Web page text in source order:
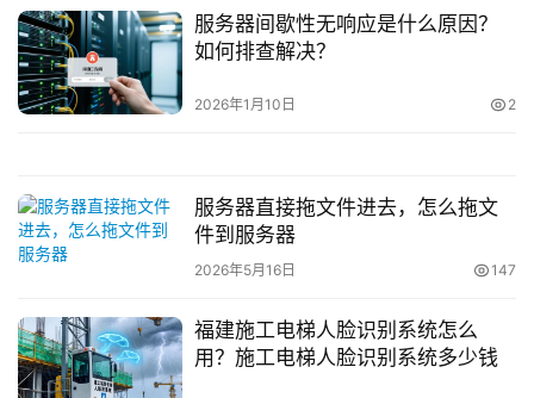
服务器间歇性无响应是什么原因？
如何排查解决？
2026年1月10日 2
服务器直接拖文件进去，怎么拖文
件到服务器
2026年5月16日 147
福建施工电梯人脸识别系统怎么
用？施工电梯人脸识别系统多少钱